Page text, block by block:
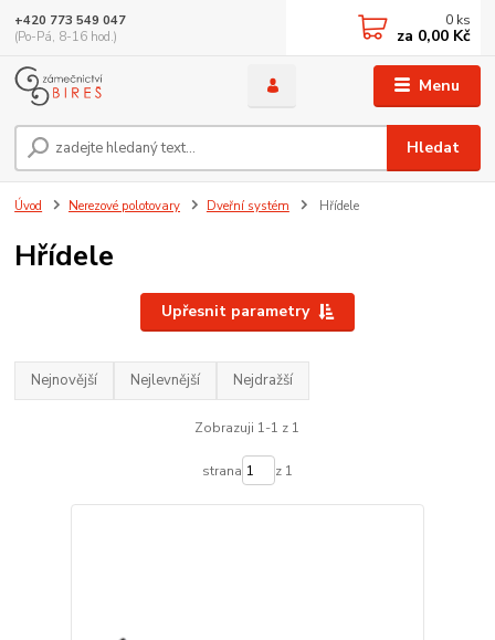
Menu
Hledat
+420 773 549 047
(Po-Pá, 8-16 hod.)
0 ks
za 0,00 Kč
Úvod Nerezové polotovary Dveřní systém Hřídele
Hřídele
Upřesnit parametry
Nejnovější Nejlevnější Nejdražší
Zobrazuji 1-1 z 1
strana z 1